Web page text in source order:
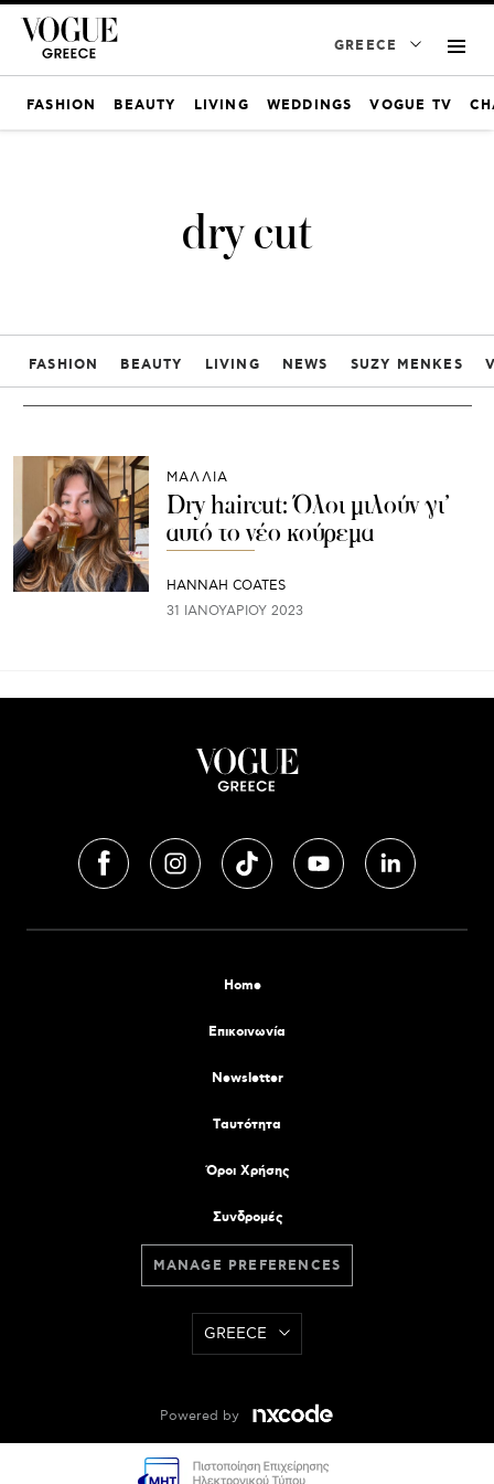
GREECE
FASHION BEAUTY LIVING WEDDINGS VOGUE TV
dry cut
FASHION BEAUTY LIVING NEWS SUZY MENKES
ΜΑΛΛΙΑ
Dry haircut: Όλοι μιλούν γι’
αυτό το νέο κούρεμα
HANNAH COATES
31 ΙΑΝΟΥΑΡΊΟΥ 2023
Home
Επικοινωνία
Newsletter
Tαυτότητα
Όροι Χρήσης
Συνδρομές
MANAGE PREFERENCES
GREECE
Powered by